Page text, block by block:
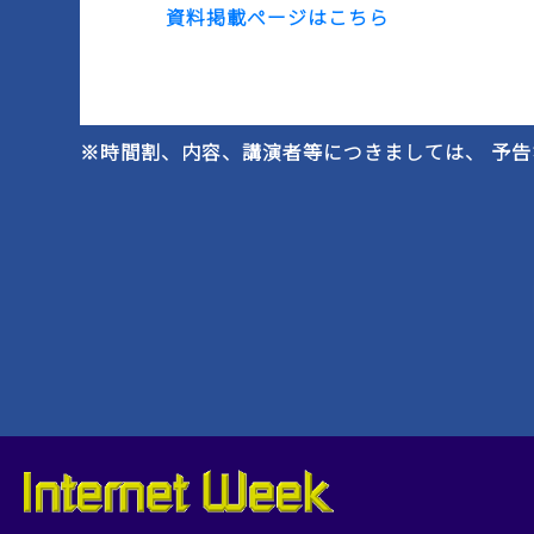
資料掲載ページはこちら
※時間割、内容、講演者等につきましては、 予